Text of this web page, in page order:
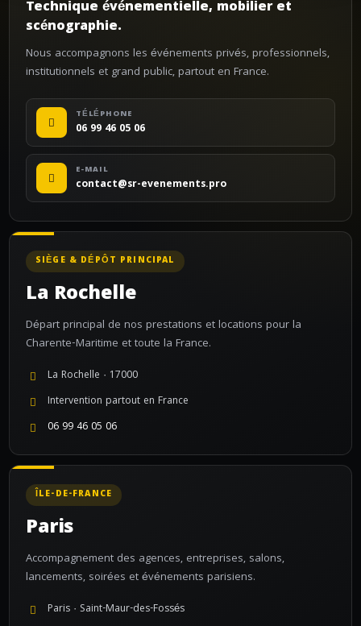
Technique événementielle, mobilier et
scénographie.
Nous accompagnons les événements privés, professionnels,
institutionnels et grand public, partout en France.
TÉLÉPHONE
06 99 46 05 06
E-MAIL
contact@sr-evenements.pro
SIÈGE & DÉPÔT PRINCIPAL
La Rochelle
Départ principal de nos prestations et locations pour la
Charente-Maritime et toute la France.
La Rochelle · 17000
Intervention partout en France
06 99 46 05 06
ÎLE-DE-FRANCE
Paris
Accompagnement des agences, entreprises, salons,
lancements, soirées et événements parisiens.
Paris · Saint-Maur-des-Fossés